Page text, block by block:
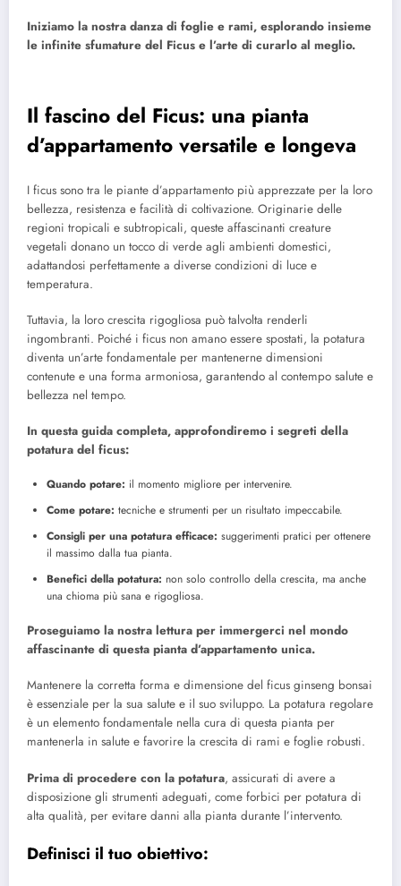
Iniziamo la nostra danza di foglie e rami, esplorando insieme
le infinite sfumature del Ficus e l’arte di curarlo al meglio.
Il fascino del Ficus: una pianta
d’appartamento versatile e longeva
I ficus sono tra le piante d’appartamento più apprezzate per la loro
bellezza, resistenza e facilità di coltivazione. Originarie delle
regioni tropicali e subtropicali, queste affascinanti creature
vegetali donano un tocco di verde agli ambienti domestici,
adattandosi perfettamente a diverse condizioni di luce e
temperatura.
Tuttavia, la loro crescita rigogliosa può talvolta renderli
ingombranti. Poiché i ficus non amano essere spostati, la potatura
diventa un’arte fondamentale per mantenerne dimensioni
contenute e una forma armoniosa, garantendo al contempo salute e
bellezza nel tempo.
In questa guida completa, approfondiremo i segreti della
potatura del ficus:
Quando potare: il momento migliore per intervenire.
Come potare: tecniche e strumenti per un risultato impeccabile.
Consigli per una potatura efficace: suggerimenti pratici per ottenere
il massimo dalla tua pianta.
Benefici della potatura: non solo controllo della crescita, ma anche
una chioma più sana e rigogliosa.
Proseguiamo la nostra lettura per immergerci nel mondo
affascinante di questa pianta d’appartamento unica.
Mantenere la corretta forma e dimensione del ficus ginseng bonsai
è essenziale per la sua salute e il suo sviluppo. La potatura regolare
è un elemento fondamentale nella cura di questa pianta per
mantenerla in salute e favorire la crescita di rami e foglie robusti.
Prima di procedere con la potatura, assicurati di avere a
disposizione gli strumenti adeguati, come forbici per potatura di
alta qualità, per evitare danni alla pianta durante l’intervento.
Definisci il tuo obiettivo: